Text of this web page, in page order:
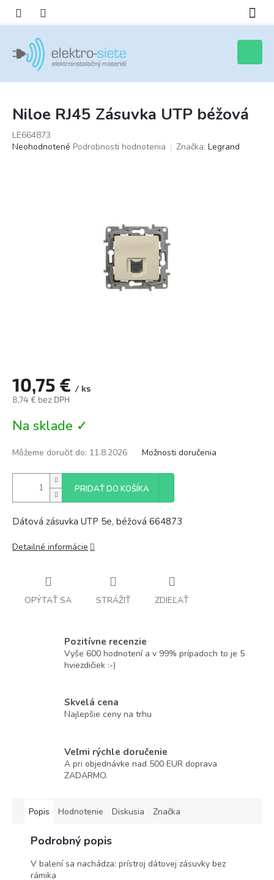
obsah
košík
Niloe RJ45 Zásuvka UTP béžová
LE664873
Priemerné
Neohodnotené Podrobnosti hodnotenia Značka: Legrand
10,75 € / ks
8,74 € bez DPH
cena:
Na sklade ✓
Môžeme doručiť do: 11.8.2026 Možnosti doručenia
PRIDAŤ DO KOŠÍKA
Dátová zásuvka UTP 5e, béžová 664873
Detailné informácie
OPÝTAŤ SA STRÁŽIŤ ZDIEĽAŤ
Pozitívne recenzie
Vyše 600 hodnotení a v 99% prípadoch to je 5
hviezdičiek :-)
Skvelá cena
Najlepšie ceny na trhu
Veľmi rýchle doručenie
A pri objednávke nad 500 EUR doprava
ZADARMO.
Popis Hodnotenie Diskusia Značka
Podrobný popis
V balení sa nachádza: prístroj dátovej zásuvky bez
rámika